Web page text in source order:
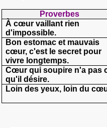
Proverbes
À cœur vaillant rien
d'impossible.
Bon estomac et mauvais
cœur, c'est le secret pour
vivre longtemps.
Cœur qui soupire n'a pas
qu'il désire.
Loin des yeux, loin du